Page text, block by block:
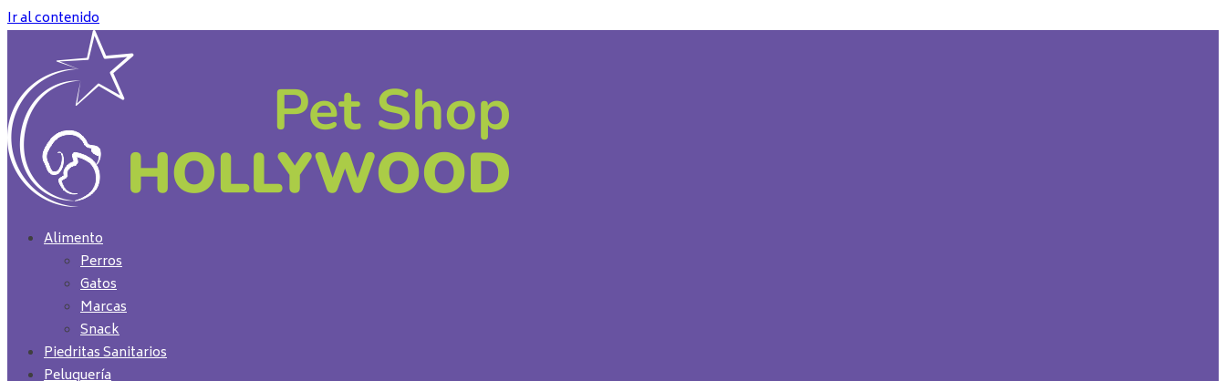
Ir al contenido
Alimento
Perros
Gatos
Marcas
Snack
Piedritas Sanitarios
Peluquería